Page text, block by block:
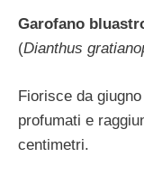
Garofano
(Dianthus
Fiorisce da
profumati e
centimetri.